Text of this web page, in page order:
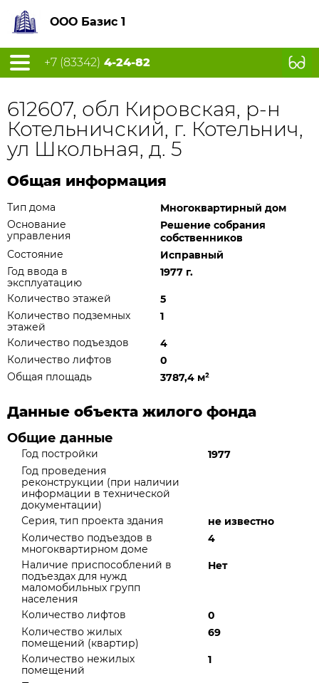
ООО Базис 1
+7 (83342) 4-24-82
612607, обл Кировская, р-н
Котельничский, г. Котельнич,
ул Школьная, д. 5
Общая информация
Тип дома
Многоквартирный дом
Основание
управления
Решение собрания
собственников
Состояние
Исправный
Год ввода в
эксплуатацию
1977 г.
Количество этажей
5
Количество подземных
этажей
1
Количество подъездов
4
Количество лифтов
0
Общая площадь
3787,4 м²
Данные объекта жилого фонда
Общие данные
Год постройки
1977
Год проведения
реконструкции (при наличии
информации в технической
документации)
Серия, тип проекта здания
не известно
Количество подъездов в
многоквартирном доме
4
Наличие приспособлений в
подъездах для нужд
маломобильных групп
населения
Нет
Количество лифтов
0
Количество жилых
помещений (квартир)
69
Количество нежилых
помещений
1